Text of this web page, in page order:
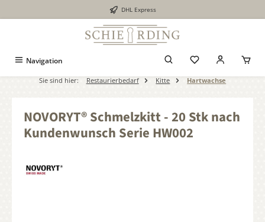
DHL Express
Navigation
Sie sind hier: Restaurierbedarf Kitte Hartwachse
NOVORYT® Schmelzkitt - 20 Stk nach
Kundenwunsch Serie HW002